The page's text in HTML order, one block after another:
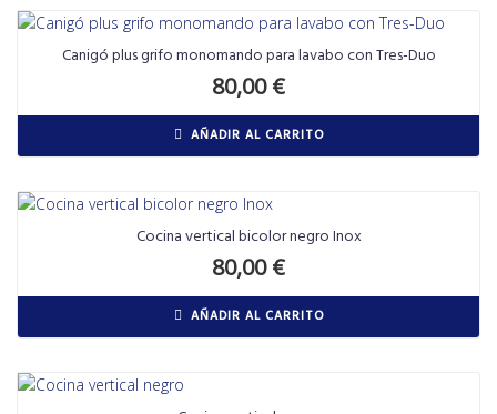
Canigó plus grifo monomando para lavabo con Tres-Duo
80,00€
AÑADIR AL CARRITO
Cocina vertical bicolor negro Inox
80,00€
AÑADIR AL CARRITO